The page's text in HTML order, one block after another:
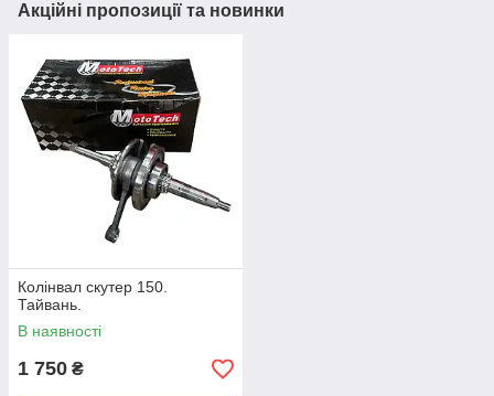
Акційні пропозиції та новинки
Колінвал скутер 150.
Тайвань.
В наявності
1 750 ₴